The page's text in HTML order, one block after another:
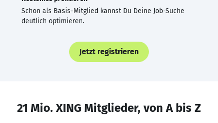
Schon als Basis-Mitglied kannst Du Deine Job-Suche
deutlich optimieren.
Jetzt registrieren
21 Mio. XING Mitglieder, von A bis Z